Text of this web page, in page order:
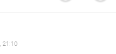
21:10